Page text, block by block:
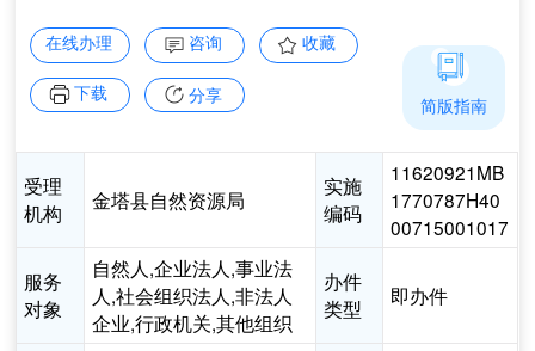
在线办理 咨询 收藏
下载 分享
受理
机构
金塔县自然资源局
实施
编码
11620921MB
1770787H40
00715001017
服务
对象
自然人,企业法人,事业法
人,社会组织法人,非法人
企业,行政机关,其他组织
办件
类型
即办件
简版指南